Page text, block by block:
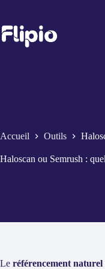
contenu
Accueil Outils
Haloscan ou Semrush :
Le référencement naturel